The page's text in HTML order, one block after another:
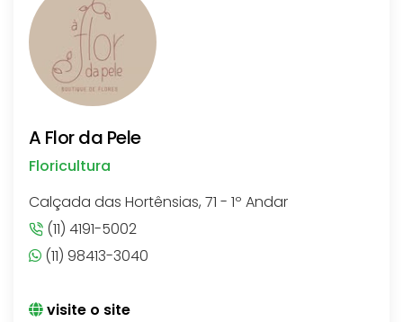
A Flor da Pele
Floricultura
Calçada das Hortênsias, 71 - 1º Andar
(11) 4191-5002
(11) 98413-3040
visite o site